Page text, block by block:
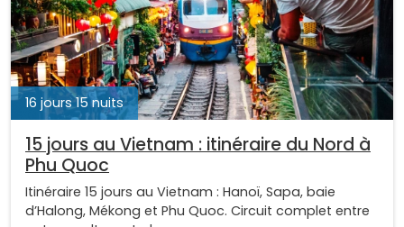
16 jours 15 nuits
15 jours au Vietnam : itinéraire du Nord à
Phu Quoc
Itinéraire 15 jours au Vietnam : Hanoï, Sapa, baie
d’Halong, Mékong et Phu Quoc. Circuit complet entre